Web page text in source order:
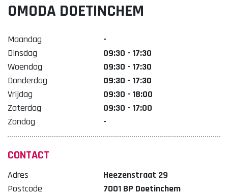
Organisatie Binnenstadbedrijf Doetinchem
OMODA DOETINCHEM
Maandag
-
Dinsdag
09:30 - 17:30
Woendag
09:30 - 17:30
Donderdag
09:30 - 17:30
Vrijdag
09:30 - 18:00
Zaterdag
09:30 - 17:00
Zondag
-
CONTACT
Adres
Heezenstraat 29
Postcode
7001 BP Doetinchem